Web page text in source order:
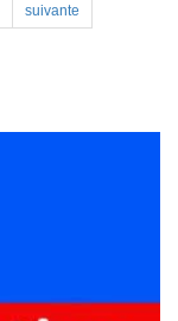
suivante